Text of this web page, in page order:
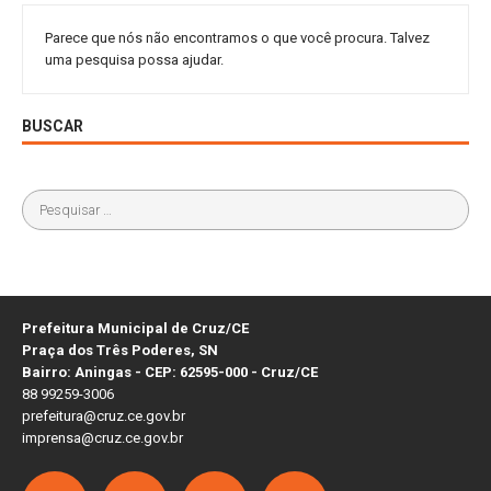
Parece que nós não encontramos o que você procura. Talvez
uma pesquisa possa ajudar.
BUSCAR
Prefeitura Municipal de Cruz/CE
Praça dos Três Poderes, SN
Bairro: Aningas - CEP: 62595-000 - Cruz/CE
88 99259-3006
prefeitura@cruz.ce.gov.br
imprensa@cruz.ce.gov.br